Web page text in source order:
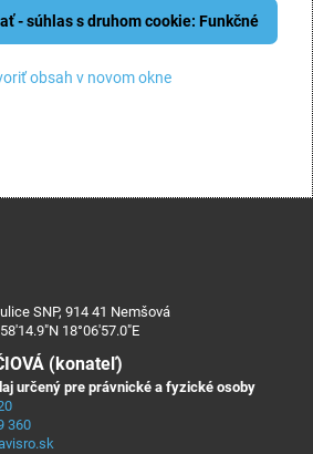
- súhlas s druhom cookie: Funkčné
obsah v novom okne
SNP, 914 41 Nemšová
18°06'57.0"E
(konateľ)
určený pre právnické a fyzické osoby
360